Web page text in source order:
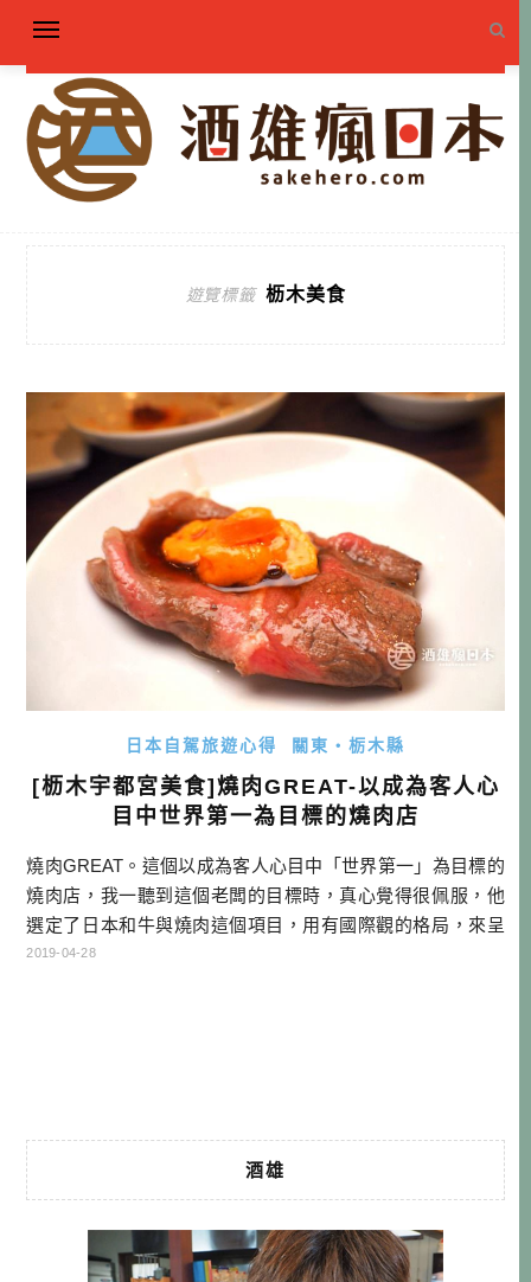
遊覽標籤 枥木美食
日本自駕旅遊心得 關東・栃木縣
[枥木宇都宮美食]燒肉GREAT-以成為客人心
目中世界第一為目標的燒肉店
燒肉GREAT。這個以成為客人心目中「世界第一」為目標的
燒肉店，我一聽到這個老闆的目標時，真心覺得很佩服，他
選定了日本和牛與燒肉這個項目，用有國際觀的格局，來呈
現日本這個國家與日本食物的美好，你可以說他是個想在奧
2019-04-28
酒雄